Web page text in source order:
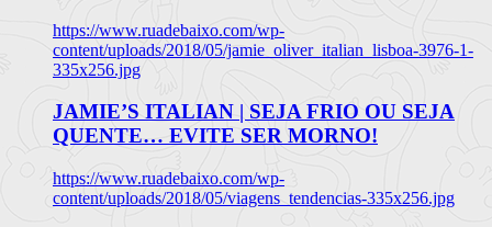
https://www.ruadebaixo.com/wp-
content/uploads/2018/05/jamie_oliver_italian_lisboa-3976-1-
335x256.jpg
JAMIE’S ITALIAN | SEJA FRIO OU SEJA
QUENTE… EVITE SER MORNO!
https://www.ruadebaixo.com/wp-
content/uploads/2018/05/viagens_tendencias-335x256.jpg